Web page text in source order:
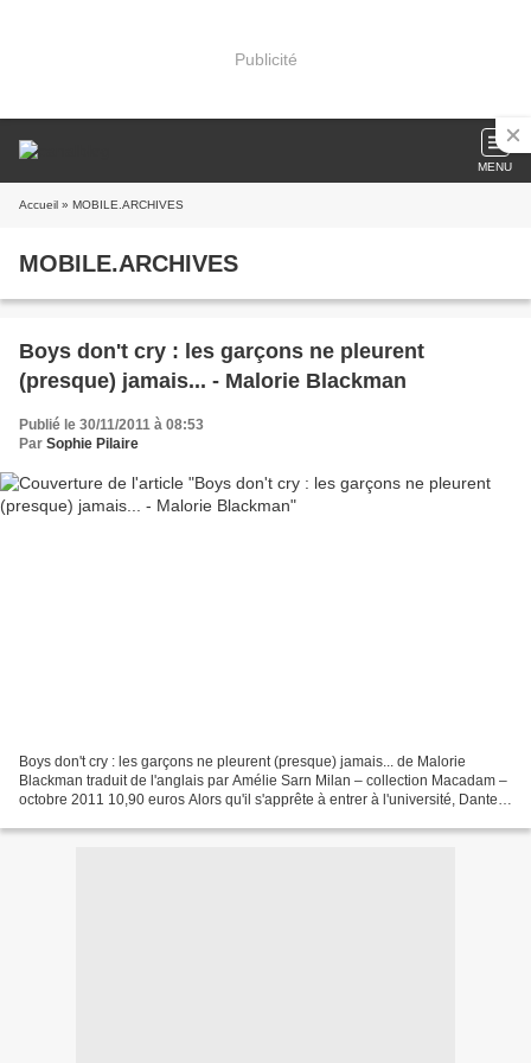
Publicité
MENU
Accueil » MOBILE.ARCHIVES
MOBILE.ARCHIVES
Boys don't cry : les garçons ne pleurent
(presque) jamais... - Malorie Blackman
Publié le 30/11/2011 à 08:53
Par Sophie Pilaire
Boys don't cry : les garçons ne pleurent (presque) jamais... de Malorie
Blackman traduit de l'anglais par Amélie Sarn Milan – collection Macadam –
octobre 2011 10,90 euros Alors qu'il s'apprête à entrer à l'université, Dante